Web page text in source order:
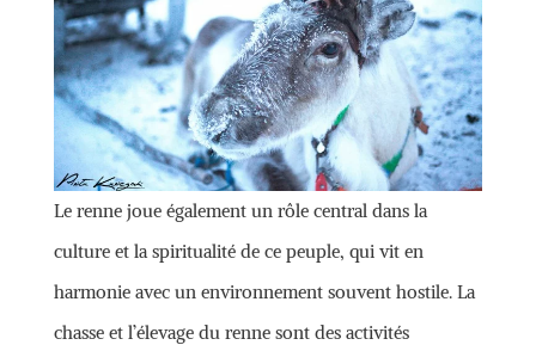
Le renne joue également un rôle central dans la
culture et la spiritualité de ce peuple, qui vit en
harmonie avec un environnement souvent hostile. La
chasse et l’élevage du renne sont des activités